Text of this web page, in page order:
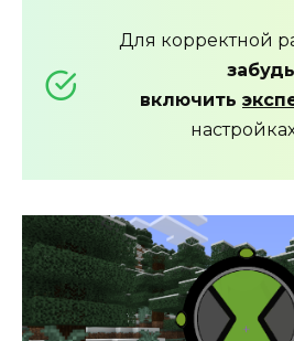
Для корректной
включить